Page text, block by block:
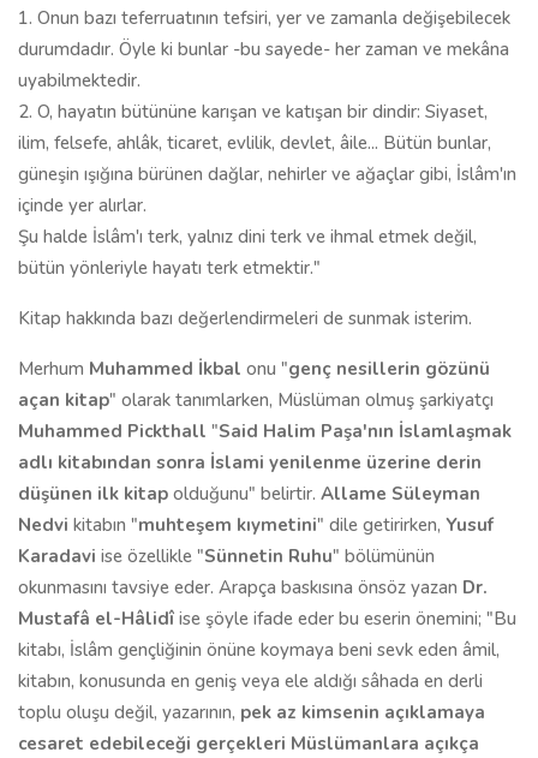
1. Onun bazı teferruatının tefsiri, yer ve zamanla değişebilecek
durumdadır. Öyle ki bunlar -bu sayede- her zaman ve mekâna
uyabilmektedir.
2. O, hayatın bütününe karışan ve katışan bir dindir: Siyaset,
ilim, felsefe, ahlâk, ticaret, evlilik, devlet, âile... Bütün bunlar,
güneşin ışığına bürünen dağlar, nehirler ve ağaçlar gibi, İslâm'ın
içinde yer alırlar.
Şu halde İslâm'ı terk, yalnız dini terk ve ihmal etmek değil,
bütün yönleriyle hayatı terk etmektir."
Kitap hakkında bazı değerlendirmeleri de sunmak isterim.
Merhum Muhammed İkbal onu "genç nesillerin gözünü
açan kitap" olarak tanımlarken, Müslüman olmuş şarkiyatçı
Muhammed Pickthall "Said Halim Paşa'nın İslamlaşmak
adlı kitabından sonra İslami yenilenme üzerine derin
düşünen ilk kitap olduğunu" belirtir. Allame Süleyman
Nedvi kitabın "muhteşem kıymetini" dile getirirken, Yusuf
Karadavi ise özellikle "Sünnetin Ruhu" bölümünün
okunmasını tavsiye eder. Arapça baskısına önsöz yazan Dr.
Mustafâ el-Hâlidî ise şöyle ifade eder bu eserin önemini; "Bu
kitabı, İslâm gençliğinin önüne koymaya beni sevk eden âmil,
kitabın, konusunda en geniş veya ele aldığı sâhada en derli
toplu oluşu değil, yazarının, pek az kimsenin açıklamaya
cesaret edebileceği gerçekleri Müslümanlara açıkça